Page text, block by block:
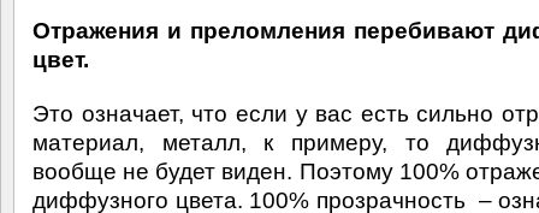
Отражения и преломления перебивают
цвет.
Это означает, что если у вас есть сильно
материал, металл, к примеру, то
вообще не будет виден. Поэтому 100%
диффузного цвета. 100% прозрачность –